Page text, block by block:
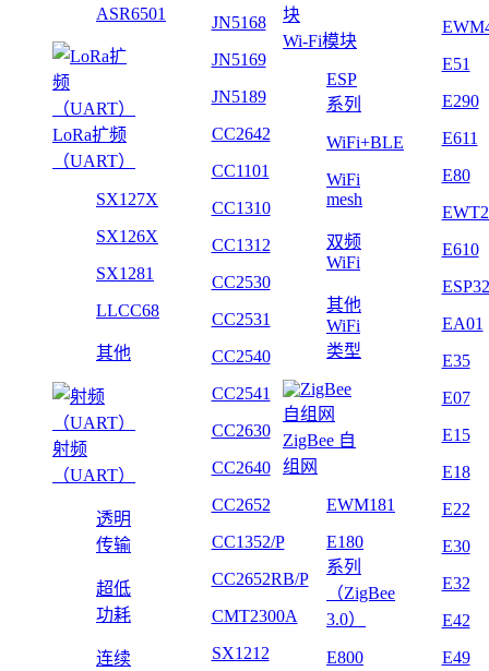
ASR6501
LoRa扩频
（UART）
SX127X
SX126X
SX1281
LLCC68
其他
射频
（UART）
透明
传输
超低
功耗
连续
JN5168
JN5169
JN5189
CC2642
CC1101
CC1310
CC1312
CC2530
CC2531
CC2540
CC2541
CC2630
CC2640
CC2652
CC1352/P
CC2652RB/P
CMT2300A
SX1212
Wi-Fi模块
ESP
系列
WiFi+BLE
WiFi
mesh
双频
WiFi
其他
WiFi
类型
ZigBee 自
组网
EWM181
E180
系列
（ZigBee
3.0）
E800
E51
E290
E611
E80
E610
ESP32
EA01
E35
E07
E15
E18
E22
E30
E32
E42
E49